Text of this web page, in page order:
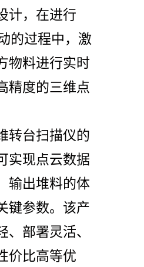
计，在进行
的过程中，激
物料进行实时
精度的三维点
转台扫描仪的
实现点云数据
输出堆料的体
键参数。该产
、部署灵活、
价比高等优